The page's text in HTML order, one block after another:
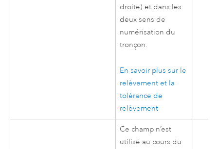
droite) et dans les
deux sens de
numérisation du
tronçon.
En savoir plus sur le
relèvement et la
tolérance de
relèvement
Ce champ n’est
utilisé au cours du